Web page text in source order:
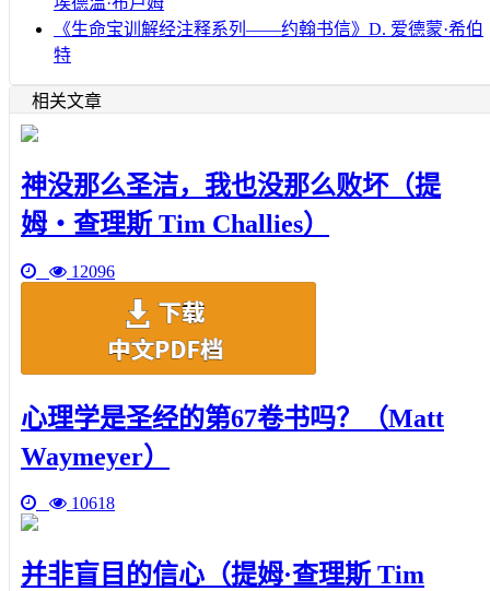
《生命宝训解经注释系列——约翰书信》D. 爱德蒙·希伯
特
相关文章
神没那么圣洁，我也没那么败坏（提
姆‧查理斯 Tim Challies）
12096
心理学是圣经的第67卷书吗？（Matt
Waymeyer）
10618
并非盲目的信心（提姆·查理斯 Tim